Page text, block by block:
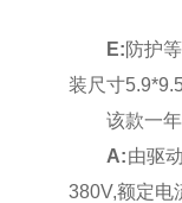
E:防护
装尺寸
该款一年包
A:由驱
380V,额定电